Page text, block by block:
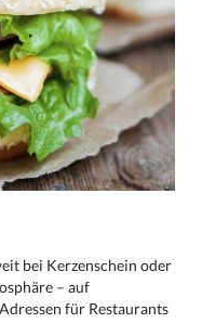
bei Kerzenschein oder
– auf
für Restaurants